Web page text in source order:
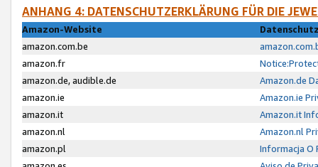
ANHANG 4: DATENSCHUTZERKLÄRUNG FÜR DIE
Amazon-Website
amazon.com.be
amazon.fr
amazon.de, audible.de
Amazon.de
amazon.ie
Amazon.ie
amazon.it
Amazon.it
amazon.nl
Amazon.nl
amazon.pl
Informacja O